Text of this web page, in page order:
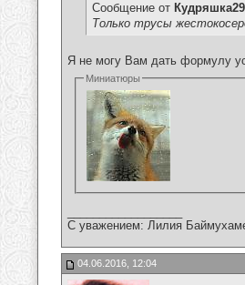
Сообщение от
Только трусы
Я не могу Вам дать формулу
Миниатюры
С уважением: Лилия
04.06.2016, 12:04